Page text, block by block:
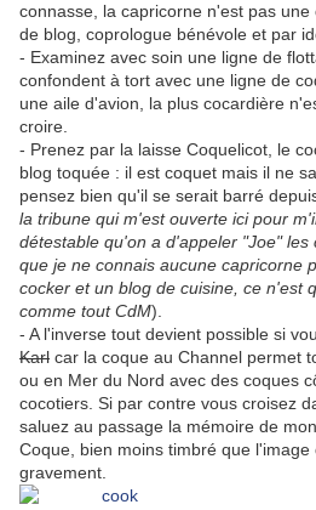
connasse, la capricorne n'est pas
de blog, coprologue bénévole et par
- Examinez avec soin une ligne de
confondent à tort avec une ligne de
une aile d'avion, la plus cocardière
croire.
- Prenez par la laisse Coquelicot, le
blog toquée : il est coquet mais il ne
pensez bien qu'il se serait barré
la tribune qui m'est ouverte ici pour
détestable qu'on a d'appeler "Joe"
que je ne connais aucune capricorne
cocker et un blog de cuisine, ce n'est
comme tout CdM).
- A l'inverse tout devient possible si
Karl car la coque au Channel permet
ou en Mer du Nord avec des coques
cocotiers. Si par contre vous croisez
saluez au passage la mémoire de
Coque, bien moins timbré que l'image
gravement.